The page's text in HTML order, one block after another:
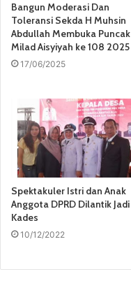
Bangun Moderasi Dan
Toleransi Sekda H Muhsin
Abdullah Membuka Puncak
Milad Aisyiyah ke 108 2025
17/06/2025
Spektakuler Istri dan Anak
Anggota DPRD Dilantik Jadi
Kades
10/12/2022